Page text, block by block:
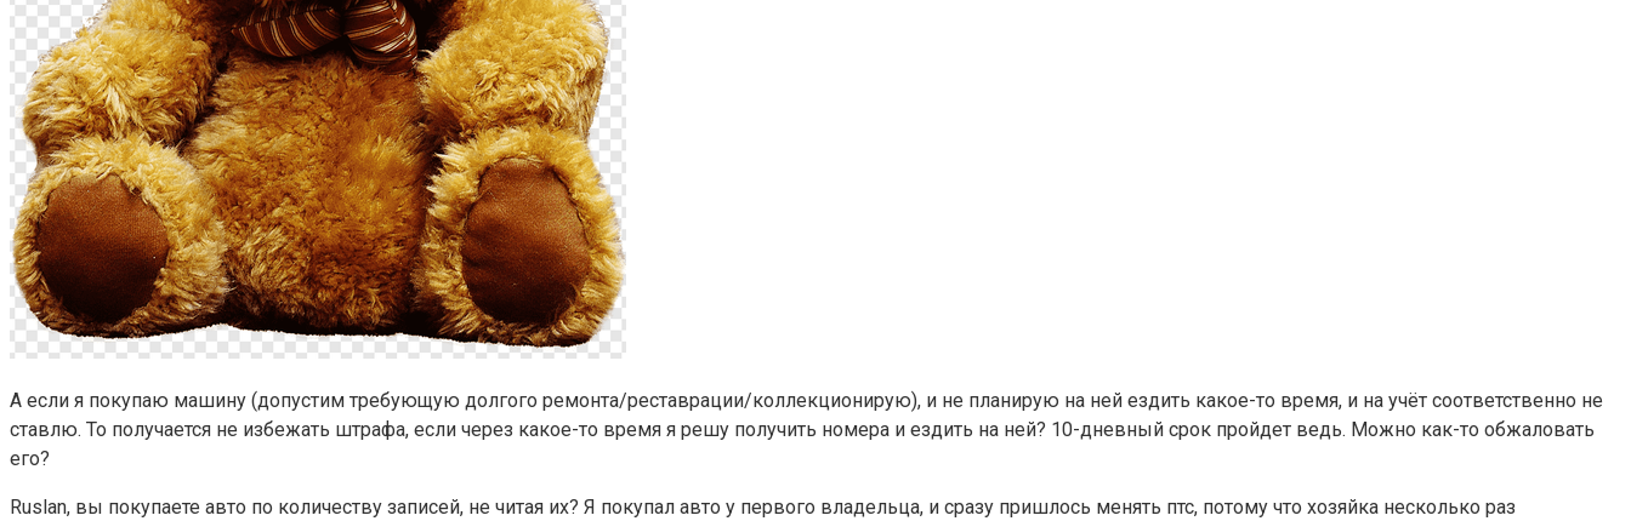
А если я покупаю машину (допустим требующую долгого ремонта/реставрации/коллекционирую), и не планирую на ней ездить какое-то время, и на учёт соответственно не
ставлю. То получается не избежать штрафа, если через какое-то время я решу получить номера и ездить на ней? 10-дневный срок пройдет ведь. Можно как-то обжаловать
его?
Ruslan, вы покупаете авто по количеству записей, не читая их? Я покупал авто у первого владельца, и сразу пришлось менять птс, потому что хозяйка несколько раз